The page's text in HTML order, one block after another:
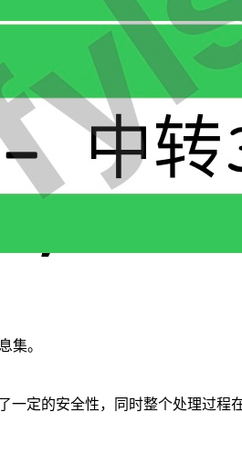
集。
定的安全性，同时整个处理过程